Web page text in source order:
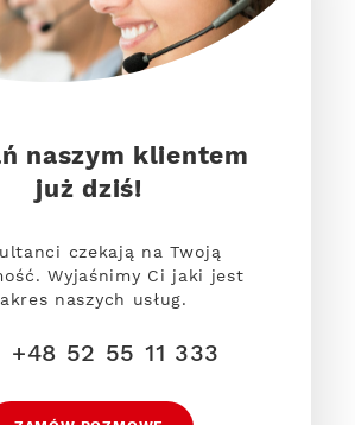
naszym klientem
już dziś!
czekają na Twoją
Wyjaśnimy Ci jaki jest
naszych usług.
+48 52 55 11 333